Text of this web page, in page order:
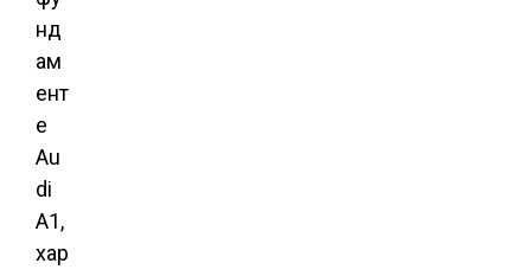
нд
ам
ент
е
Au
di
А1,
хар